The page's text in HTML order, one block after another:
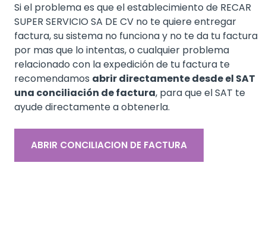
Si el problema es que el establecimiento de RECAR
SUPER SERVICIO SA DE CV no te quiere entregar
factura, su sistema no funciona y no te da tu factura
por mas que lo intentas, o cualquier problema
relacionado con la expedición de tu factura te
recomendamos abrir directamente desde el SAT
una conciliación de factura, para que el SAT te
ayude directamente a obtenerla.
ABRIR CONCILIACION DE FACTURA